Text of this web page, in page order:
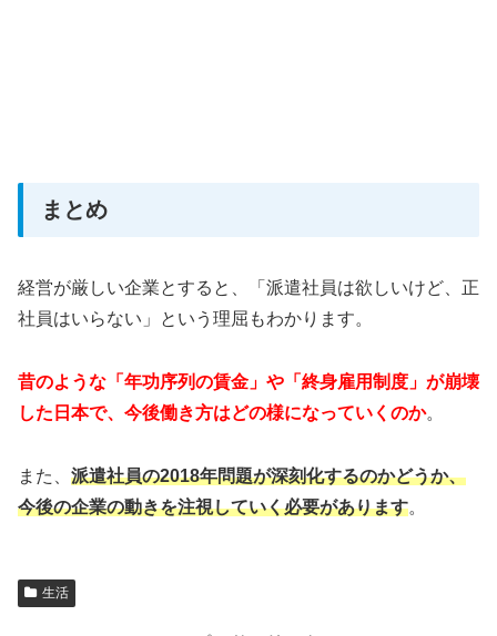
まとめ
経営が厳しい企業とすると、「派遣社員は欲しいけど、正
社員はいらない」という理屈もわかります。
昔のような「年功序列の賃金」や「終身雇用制度」が崩壊
した日本で、今後働き方はどの様になっていくのか。
また、 派遣社員の2018年問題が深刻化するのかどうか、
今後の企業の動きを注視していく必要があります。
生活